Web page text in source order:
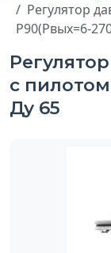
Регулятор
Р90(Рвых=6-
с
Ду 65